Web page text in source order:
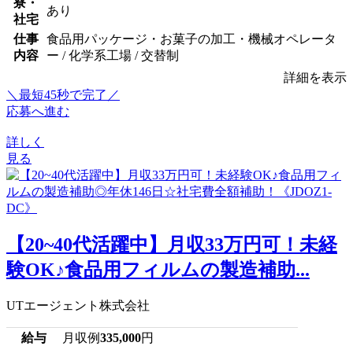
社宅
あり
仕事
内容
食品用パッケージ・お菓子の加工・機械オペレータ
ー / 化学系工場 / 交替制
詳細を表示
＼最短45秒で完了／
応募へ進む
詳しく
見る
【20~40代活躍中】月収33万円可！未経
験OK♪食品用フィルムの製造補助...
UTエージェント株式会社
給与 月収例335,000円